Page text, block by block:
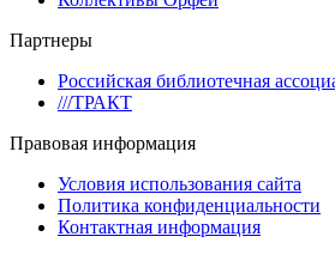
Партнеры
Российская библиотечная
///ТРАКТ
Правовая информация
Условия использования сайта
Политика конфиденциальности
Контактная информация